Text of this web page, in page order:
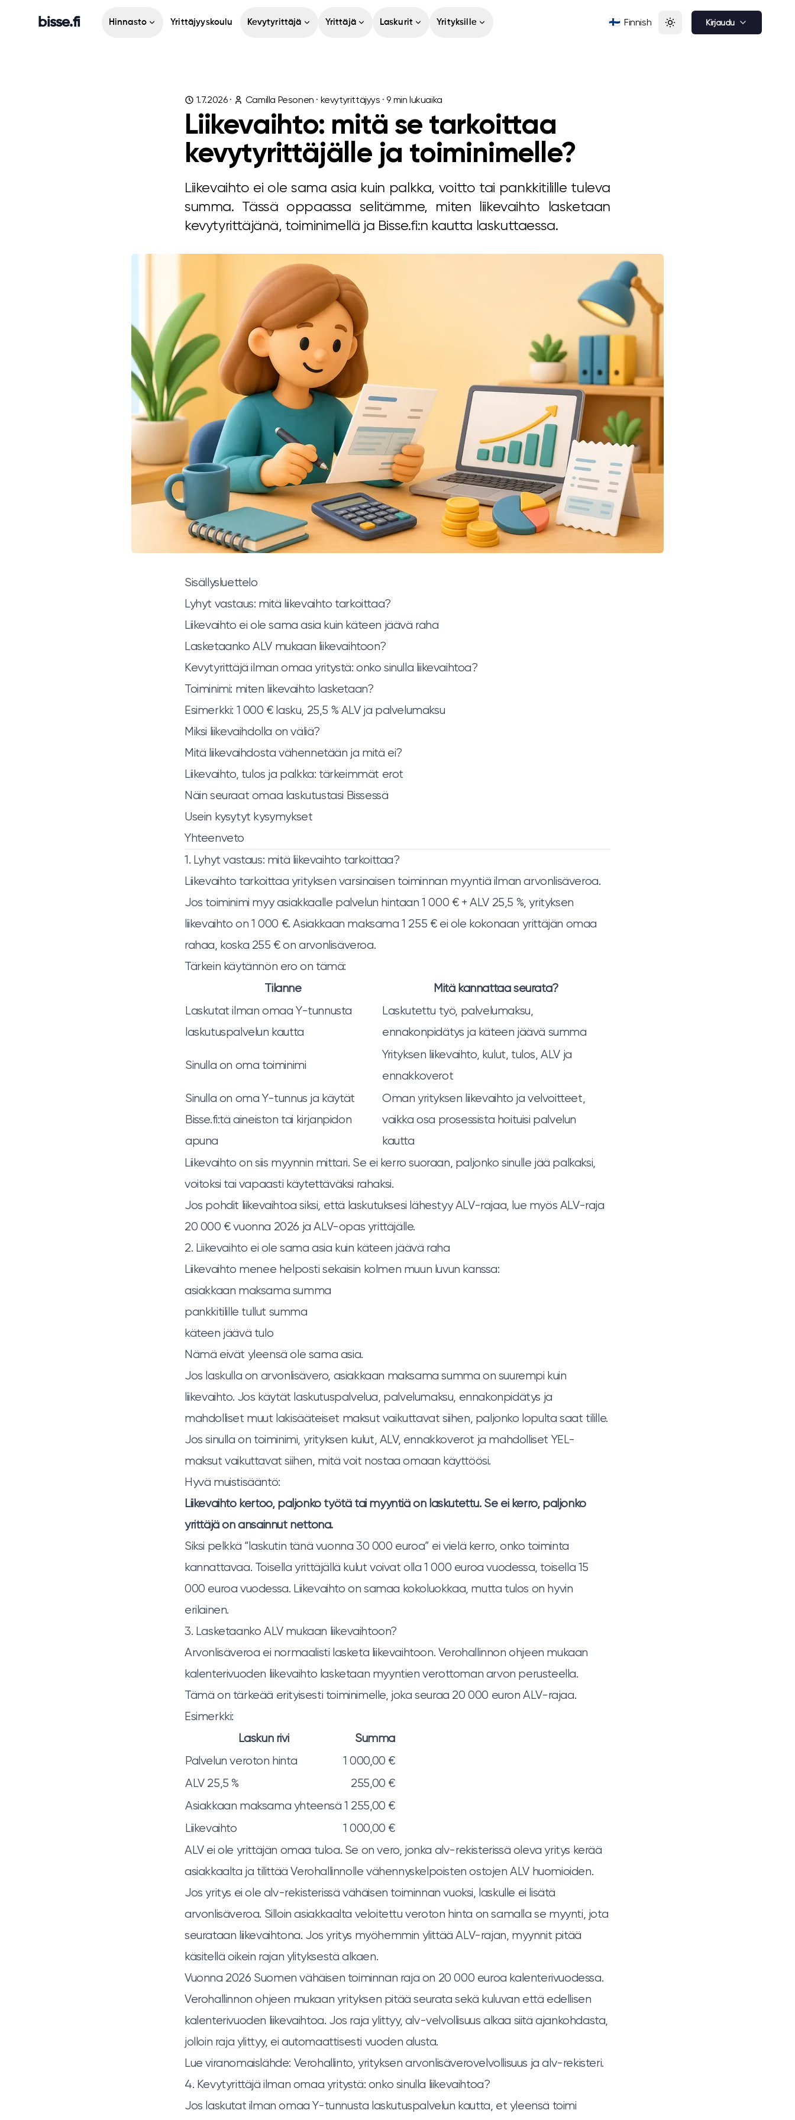
bisse.fi Hinnasto Yrittäjyyskoulu Kevytyrittäjä Yrittäjä Laskurit Yrityksille 🇫🇮 Finnish Kirjaudu
1.7.2026· Camilla Pesonen · kevytyrittäjyys · 9 min lukuaika
Liikevaihto: mitä se tarkoittaa
kevytyrittäjälle ja toiminimelle?
Liikevaihto ei ole sama asia kuin palkka, voitto tai pankkitilille tuleva
summa. Tässä oppaassa selitämme, miten liikevaihto lasketaan
kevytyrittäjänä, toiminimellä ja Bisse.fi:n kautta laskuttaessa.
Sisällysluettelo
Lyhyt vastaus: mitä liikevaihto tarkoittaa?
Liikevaihto ei ole sama asia kuin käteen jäävä raha
Lasketaanko ALV mukaan liikevaihtoon?
Kevytyrittäjä ilman omaa yritystä: onko sinulla liikevaihtoa?
Toiminimi: miten liikevaihto lasketaan?
Esimerkki: 1 000 € lasku, 25,5 % ALV ja palvelumaksu
Miksi liikevaihdolla on väliä?
Mitä liikevaihdosta vähennetään ja mitä ei?
Liikevaihto, tulos ja palkka: tärkeimmät erot
Näin seuraat omaa laskutustasi Bissessä
Usein kysytyt kysymykset
Yhteenveto
1. Lyhyt vastaus: mitä liikevaihto tarkoittaa?
Liikevaihto tarkoittaa yrityksen varsinaisen toiminnan myyntiä ilman arvonlisäveroa.
Jos toiminimi myy asiakkaalle palvelun hintaan 1 000 € + ALV 25,5 %, yrityksen
liikevaihto on 1 000 €. Asiakkaan maksama 1 255 € ei ole kokonaan yrittäjän omaa
rahaa, koska 255 € on arvonlisäveroa.
Tärkein käytännön ero on tämä:
Tilanne
Mitä kannattaa seurata?
Laskutat ilman omaa Y-tunnusta
laskutuspalvelun kautta
Laskutettu työ, palvelumaksu,
ennakonpidätys ja käteen jäävä summa
Sinulla on oma toiminimi
Yrityksen liikevaihto, kulut, tulos, ALV ja
ennakkoverot
Sinulla on oma Y-tunnus ja käytät
Bisse.fi:tä aineiston tai kirjanpidon
apuna
Oman yrityksen liikevaihto ja velvoitteet,
vaikka osa prosessista hoituisi palvelun
kautta
Liikevaihto on siis myynnin mittari. Se ei kerro suoraan, paljonko sinulle jää palkaksi,
voitoksi tai vapaasti käytettäväksi rahaksi.
Jos pohdit liikevaihtoa siksi, että laskutuksesi lähestyy ALV-rajaa, lue myös ALV-raja
20 000 € vuonna 2026 jaALV-opas yrittäjälle.
2. Liikevaihto ei ole sama asia kuin käteen jäävä raha
Liikevaihto menee helposti sekaisin kolmen muun luvun kanssa:
asiakkaan maksama summa
pankkitilille tullut summa
käteen jäävä tulo
Nämä eivät yleensä ole sama asia.
Jos laskulla on arvonlisävero, asiakkaan maksama summa on suurempi kuin
liikevaihto. Jos käytät laskutuspalvelua, palvelumaksu, ennakonpidätys ja
mahdolliset muut lakisääteiset maksut vaikuttavat siihen, paljonko lopulta saat tilille.
Jos sinulla on toiminimi, yrityksen kulut, ALV, ennakkoverot ja mahdolliset YEL-
maksut vaikuttavat siihen, mitä voit nostaa omaan käyttöösi.
Hyvä muistisääntö:
Liikevaihto kertoo, paljonko työtä tai myyntiä on laskutettu. Se ei kerro, paljonko
yrittäjä on ansainnut nettona.
Siksi pelkkä “laskutin tänä vuonna 30 000 euroa” ei vielä kerro, onko toiminta
kannattavaa. Toisella yrittäjällä kulut voivat olla 1 000 euroa vuodessa, toisella 15
000 euroa vuodessa. Liikevaihto on samaa kokoluokkaa, mutta tulos on hyvin
erilainen.
3. Lasketaanko ALV mukaan liikevaihtoon?
Arvonlisäveroa ei normaalisti lasketa liikevaihtoon. Verohallinnon ohjeen mukaan
kalenterivuoden liikevaihto lasketaan myyntien verottoman arvon perusteella.
Tämä on tärkeää erityisesti toiminimelle, joka seuraa 20 000 euron ALV-rajaa.
Esimerkki:
Laskun rivi
Summa
Palvelun veroton hinta
1 000,00 €
ALV 25,5 %
255,00 €
Asiakkaan maksama yhteensä 1 255,00 €
Liikevaihto
1 000,00 €
ALV ei ole yrittäjän omaa tuloa. Se on vero, jonka alv-rekisterissä oleva yritys kerää
asiakkaalta ja tilittää Verohallinnolle vähennyskelpoisten ostojen ALV huomioiden.
Jos yritys ei ole alv-rekisterissä vähäisen toiminnan vuoksi, laskulle ei lisätä
arvonlisäveroa. Silloin asiakkaalta veloitettu veroton hinta on samalla se myynti, jota
seurataan liikevaihtona. Jos yritys myöhemmin ylittää ALV-rajan, myynnit pitää
käsitellä oikein rajan ylityksestä alkaen.
Vuonna 2026 Suomen vähäisen toiminnan raja on 20 000 euroa kalenterivuodessa.
Verohallinnon ohjeen mukaan yrityksen pitää seurata sekä kuluvan että edellisen
kalenterivuoden liikevaihtoa. Jos raja ylittyy, alv-velvollisuus alkaa siitä ajankohdasta,
jolloin raja ylittyy, ei automaattisesti vuoden alusta.
Lue viranomaislähde: Verohallinto, yrityksen arvonlisäverovelvollisuus ja alv-rekisteri.
4. Kevytyrittäjä ilman omaa yritystä: onko sinulla liikevaihtoa?
Jos laskutat ilman omaa Y-tunnusta laskutuspalvelun kautta, et yleensä toimi